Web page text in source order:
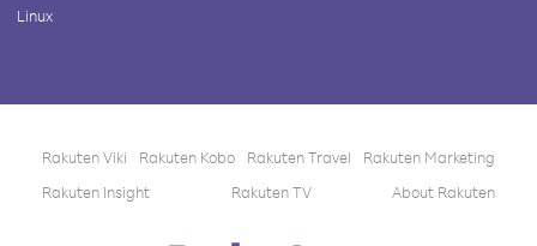
Linux
Rakuten Viki Rakuten Kobo Rakuten Travel
Rakuten Marketing
Rakuten Insight
Rakuten TV About Rakuten